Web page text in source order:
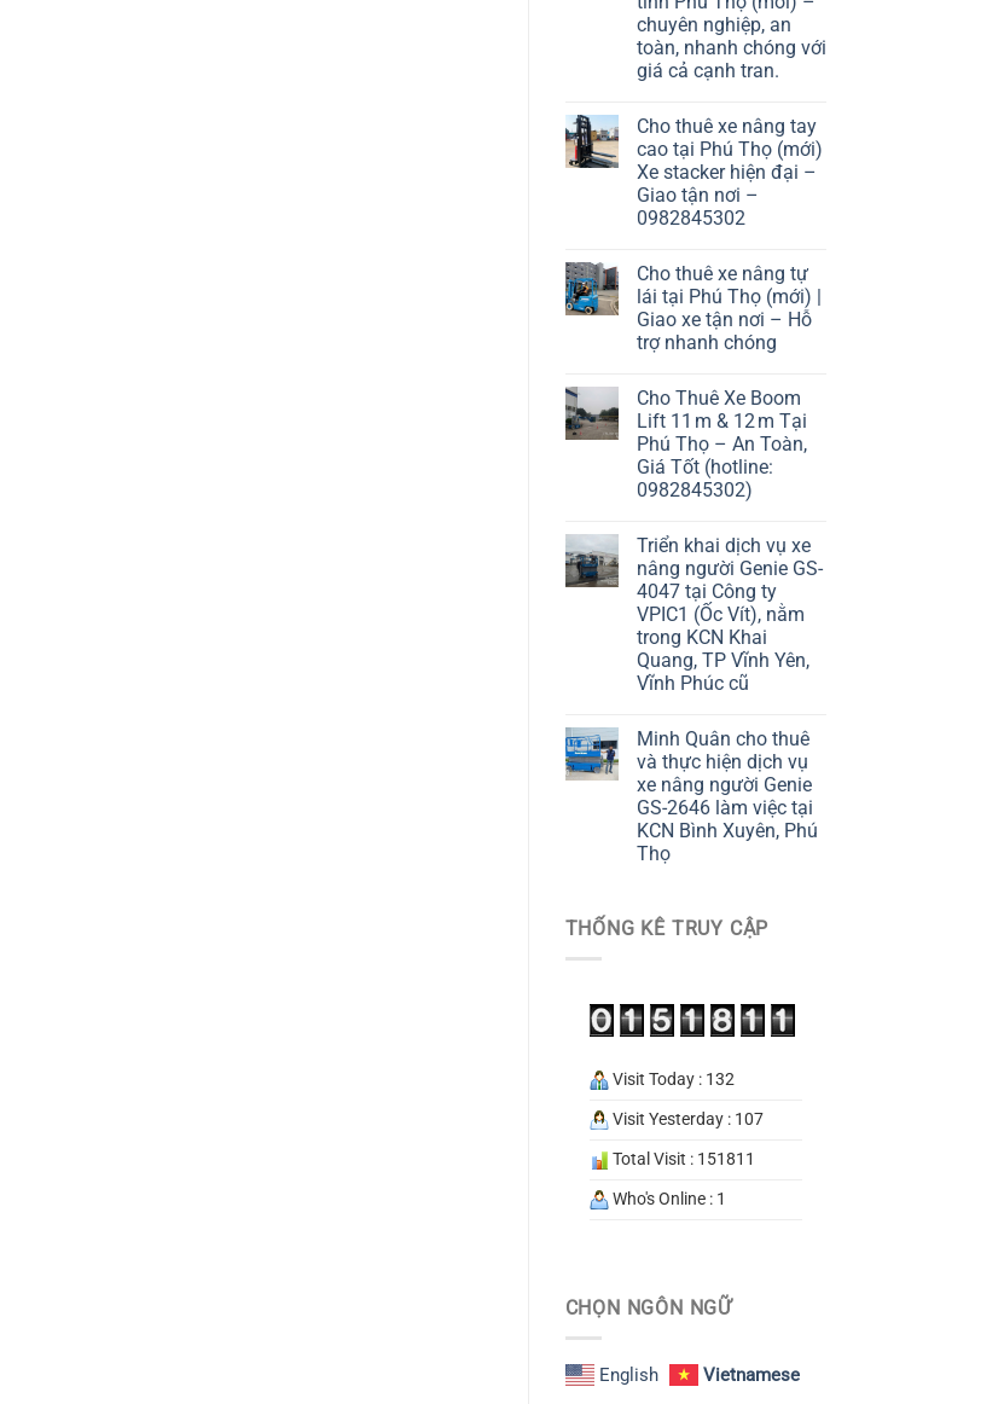
chuyên nghiệp, an
toàn, nhanh chóng với
giá cả cạnh tran.
Cho thuê xe nâng tay
cao tại Phú Thọ (mới)
Xe stacker hiện đại –
Giao tận nơi –
0982845302
Cho thuê xe nâng tự
lái tại Phú Thọ (mới) |
Giao xe tận nơi – Hỗ
trợ nhanh chóng
Cho Thuê Xe Boom
Lift 11 m & 12 m Tại
Phú Thọ – An Toàn,
Giá Tốt (hotline:
0982845302)
Triển khai dịch vụ xe
nâng người Genie GS-
4047 tại Công ty
VPIC1 (Ốc Vít), nằm
trong KCN Khai
Quang, TP Vĩnh Yên,
Vĩnh Phúc cũ
Minh Quân cho thuê
và thực hiện dịch vụ
xe nâng người Genie
GS-2646 làm việc tại
KCN Bình Xuyên, Phú
Thọ
THỐNG KÊ TRUY CẬP
Visit Today : 132
Visit Yesterday : 107
Total Visit : 151811
Who's Online : 1
CHỌN NGÔN NGỮ
English Vietnamese